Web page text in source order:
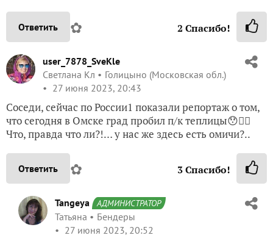
Ответить ✿ 2 Спасибо!
user_7878_SveKle
Светлана Кл
Голицыно (Московская обл.)
27 июня 2023, 20:43
Соседи, сейчас по России1 показали репортаж о том,
что сегодня в Омске град пробил п/к теплицы😯🙆‍♀️
Что, правда что ли?!… у нас же здесь есть омичи?..
Ответить ✿ 3Спасибо!
Tangeya АДМИНИСТРАТОР
Татьяна
Бендеры
27 июня 2023, 20:52